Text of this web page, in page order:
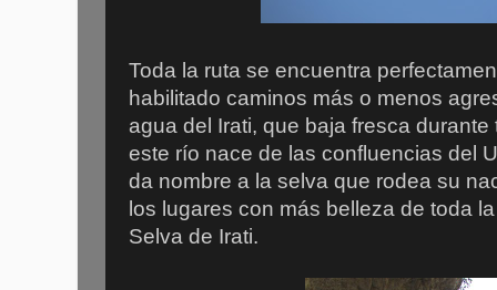
Toda la ruta se encuentra
habilitado caminos más o menos
agua del Irati, que baja fresca
este río nace de las confluencias del
da nombre a la selva que rodea su
los lugares con más belleza de toda
Selva de Irati.